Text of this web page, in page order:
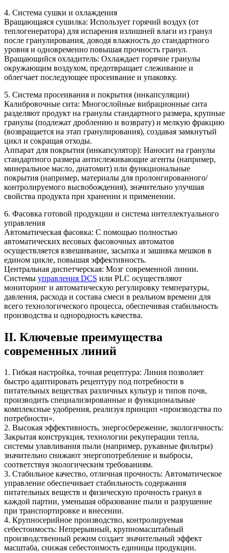
4. Система сушки и охлаждения
Вращающаяся сушилка: Использует горячий воздух (от
теплогенератора) для испарения излишней влаги из гранул
после гранулирования, доводя влажность до стандартного
уровня и одновременно повышая прочность гранул.
Вращающийся охладитель: Охлаждает горячие гранулы
окружающим воздухом, предотвращает слеживание и
облегчает последующее просеивание и упаковку.
5. Система просеивания и покрытия (инкапсуляции)
Калибровочные сита: Многослойные вибрационные сита
разделяют продукт на гранулы стандартного размера, крупные
гранулы (подлежат дроблению и возврату) и мелкую фракцию
(возвращается на этап гранулирования), создавая замкнутый
цикл и сокращая отходы.
Аппарат для покрытия (инкапсулятор): Наносит на гранулы
стандартного размера антислеживающие агенты (например,
минеральное масло, диатомит) или функциональные
покрытия (например, материалы для пролонгированного/
контролируемого высвобождения), значительно улучшая
свойства продукта при хранении и применении.
6. Фасовка готовой продукции и система интеллектуального
управления
Автоматическая фасовка: С помощью полностью
автоматических весовых фасовочных автоматов
осуществляется взвешивание, засыпка и зашивка мешков в
едином цикле, повышая эффективность.
Центральная диспетчерская: Мозг современной линии.
Системы управления DCS или PLC осуществляют
мониторинг и автоматическую регулировку температуры,
давления, расхода и состава смеси в реальном времени для
всего технологического процесса, обеспечивая стабильность
производства и однородность качества.
II. Ключевые преимущества
современных линий
1. Гибкая настройка, точная рецептура: Линия позволяет
быстро адаптировать рецептуру под потребности в
питательных веществах различных культур и типов почв,
производить специализированные и функциональные
комплексные удобрения, реализуя принцип «производства по
потребности».
2. Высокая эффективность, энергосбережение, экологичность:
Закрытая конструкция, технологии рекуперации тепла,
системы улавливания пыли (например, рукавные фильтры)
значительно снижают энергопотребление и выбросы,
соответствуя экологическим требованиям.
3. Стабильное качество, отличная прочность: Автоматическое
управление обеспечивает стабильность содержания
питательных веществ и физическую прочность гранул в
каждой партии, уменьшая образование пыли и разрушение
при транспортировке и внесении.
4. Крупносерийное производство, контролируемая
себестоимость: Непрерывный, крупномасштабный
производственный режим создает значительный эффект
масштаба, снижая себестоимость единицы продукции.